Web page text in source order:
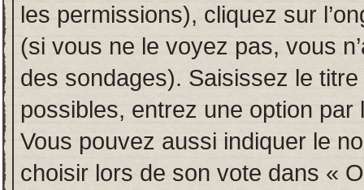
les permissions), cliquez sur
(si vous ne le voyez pas, vous
des sondages). Saisissez le
possibles, entrez une option
Vous pouvez aussi indiquer le
choisir lors de son vote dans «